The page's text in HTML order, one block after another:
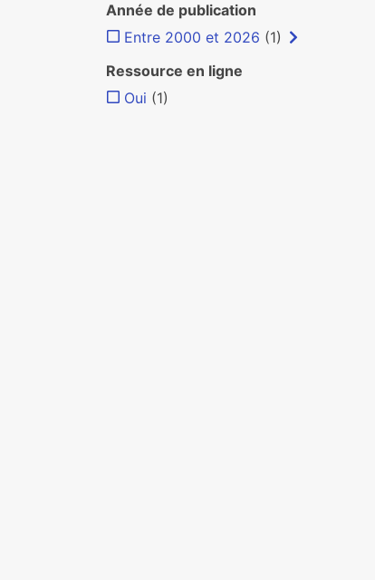
Année de publication
Entre 2000 et 2026 (1)
Ressource en ligne
Oui (1)